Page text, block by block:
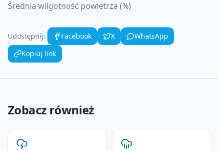
Średnia wilgotność powietrza (%)
Udostępnij: Facebook X
WhatsApp
Kopiuj link
Zobacz również